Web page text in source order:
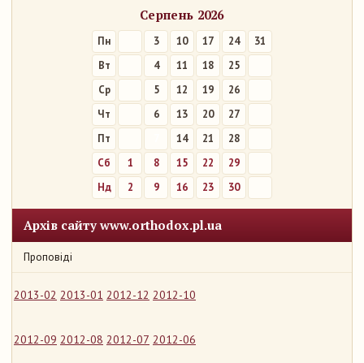
Серпень 2026
Пн 3 10 17 24
31
Вт
4 11 18
25
Ср
5 12 19
26
Чт
6 13 20
27
Пт
14 21
28
Сб
1 8 15 22
29
Нд
2 9 16 23 30
Архів сайту www.orthodox.pl.ua
Проповіді
2013-02 2013-01 2012-12 2012-10
2012-09 2012-08 2012-07 2012-06